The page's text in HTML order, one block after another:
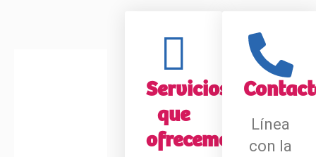
Servicios
que
ofrecemos
Línea
con la